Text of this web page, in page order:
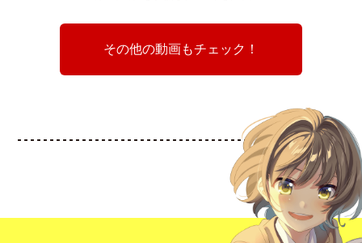
その他の動画もチェック！